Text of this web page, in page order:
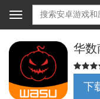
Toggle
navigation
华数
下